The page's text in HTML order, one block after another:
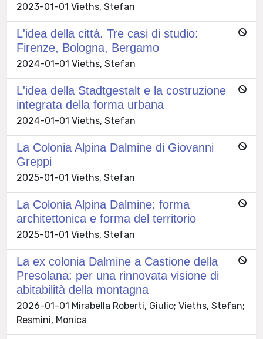
2023-01-01 Vieths, Stefan
L'idea della città. Tre casi di studio:
Firenze, Bologna, Bergamo
2024-01-01 Vieths, Stefan
L'idea della Stadtgestalt e la costruzione
integrata della forma urbana
2024-01-01 Vieths, Stefan
La Colonia Alpina Dalmine di Giovanni
Greppi
2025-01-01 Vieths, Stefan
La Colonia Alpina Dalmine: forma
architettonica e forma del territorio
2025-01-01 Vieths, Stefan
La ex colonia Dalmine a Castione della
Presolana: per una rinnovata visione di
abitabilità della montagna
2026-01-01 Mirabella Roberti, Giulio; Vieths, Stefan;
Resmini, Monica